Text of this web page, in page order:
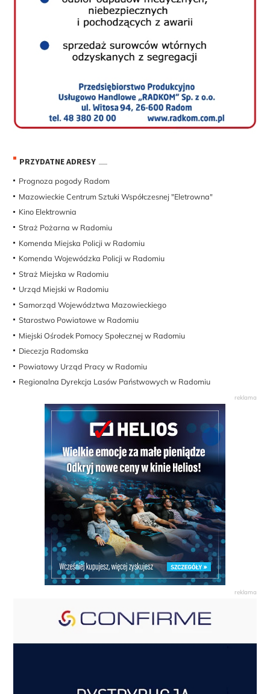
PRZYDATNE ADRESY
Prognoza pogody Radom
Mazowieckie Centrum Sztuki Współczesnej "Eletrowna"
Kino Elektrownia
Straż Pożarna w Radomiu
Komenda Miejska Policji w Radomiu
Komenda Wojewódzka Policji w Radomiu
Straż Miejska w Radomiu
Urząd Miejski w Radomiu
Samorząd Województwa Mazowieckiego
Starostwo Powiatowe w Radomiu
Miejski Ośrodek Pomocy Społecznej w Radomiu
Diecezja Radomska
Powiatowy Urząd Pracy w Radomiu
Regionalna Dyrekcja Lasów Państwowych w Radomiu